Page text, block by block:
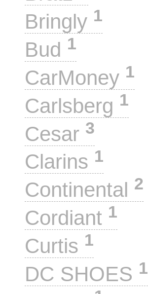
Bringly 1
Bud 1
CarMoney 1
Carlsberg 1
Cesar 3
Clarins 1
Continental 2
Cordiant 1
Curtis 1
DC SHOES 1